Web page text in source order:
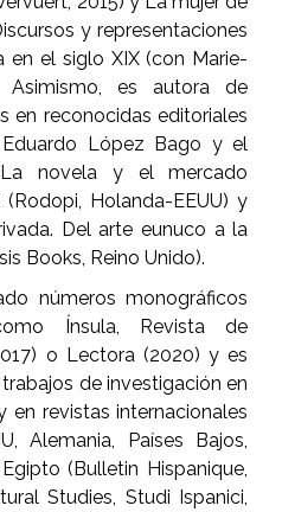
y representaciones
en el siglo XIX (con Marie-
Asimismo, es autora de
en reconocidas editoriales
López Bago y el
La novela y el mercado
Holanda-EEUU) y
Del arte eunuco a la
Books, Reino Unido).
números monográficos
Ínsula, Revista de
o Lectora (2020) y es
de investigación en
revistas internacionales
Alemania, Países Bajos,
(Bulletin Hispanique,
Studies, Studi Ispanici,